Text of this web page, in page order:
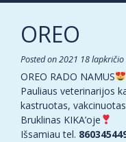
OREO
Posted on2021 18 lapkričio
OREO RADO NAMUS
Pauliaus veterinarijos
kastruotas,
Bruklinas KIKA’oje
Išsamiau tel.